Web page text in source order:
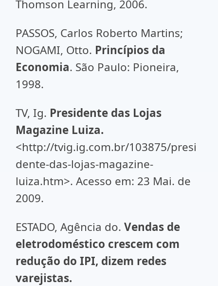
Thomson Learning, 2006.
PASSOS, Carlos Roberto Martins;
NOGAMI, Otto. Princípios da
Economia. São Paulo: Pioneira,
1998.
TV, Ig. Presidente das Lojas
Magazine Luiza.
<http://tvig.ig.com.br/103875/presi
dente-das-lojas-magazine-
luiza.htm>. Acesso em: 23 Mai. de
2009.
ESTADO, Agência do. Vendas de
eletrodoméstico crescem com
redução do IPI, dizem redes
varejistas.